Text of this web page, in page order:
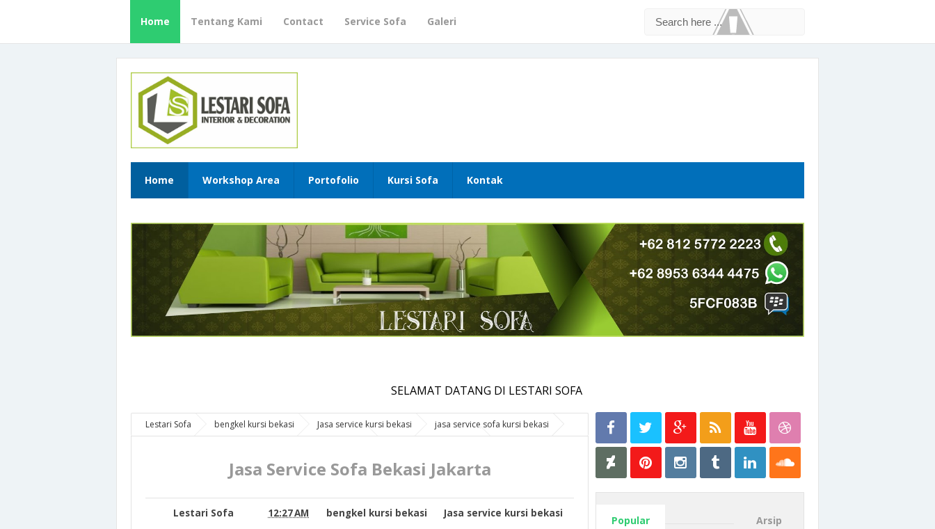
Home Tentang Kami Contact Service Sofa Galeri
Home Workshop Area Portofolio Kursi Sofa Kontak
SELAMAT DATANG DI LESTARI SOFA
Lestari Sofa bengkel kursi bekasi Jasa service kursi bekasi
jasa service sofa kursi bekasi
PERBAIKAN SOFA KURSI BEKASI
REFARASI KURSI BEKASI REPARASI SOFA BEKASI
service sofa murah
Jasa Service Sofa Bekasi Jakarta
Lestari Sofa 12:27 AM bengkel kursi bekasi Jasa service kursi bekasi
Popular Arsip